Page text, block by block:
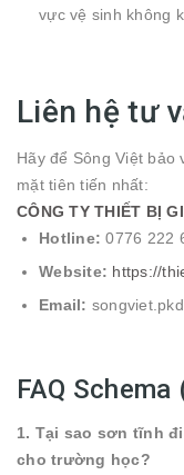
vực vệ sinh không
Liên hệ tư
Hãy để Sông Việt bảo
mặt tiên tiến nhất:
CÔNG TY THIẾT BỊ
Hotline: 0776 222
Website: https://
Email:
FAQ
1. Tại sao sơn tĩnh
cho trường học?